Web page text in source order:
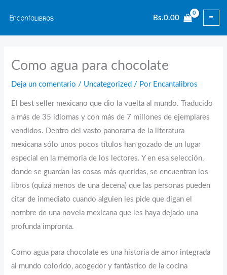
contenido
Bs.0.00
Como agua para chocolate
Deja un comentario / Uncategorized / Por Encantalibros
El best seller mexicano que dio la vuelta al mundo. Traducido
a más de 35 idiomas y con más de 7 millones de ejemplares
vendidos. Dentro del vasto panorama de la literatura
mexicana sólo unos pocos títulos han gozado de un lugar
especial en la memoria de los lectores. Y en esa selección,
donde se guardan las cosas más queridas, se encuentran los
libros (quizá menos de una decena) que las personas pueden
citar de inmediato cuando alguien les pide que digan el
nombre de una novela mexicana que les haya dejado una
profunda impronta.
Como agua para chocolate es una historia de amor integrada
al mundo colorido, acogedor y fantástico de la cocina